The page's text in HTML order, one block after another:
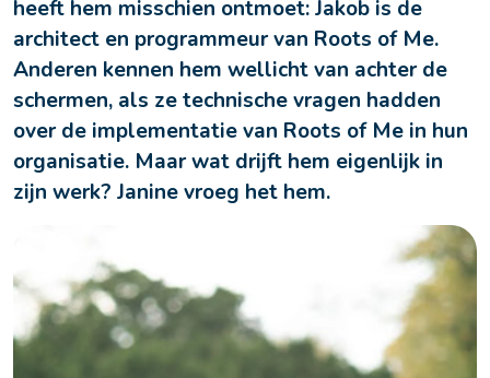
heeft hem misschien ontmoet: Jakob is de
architect en programmeur van Roots of Me.
Anderen kennen hem wellicht van achter de
schermen, als ze technische vragen hadden
over de implementatie van Roots of Me in hun
organisatie. Maar wat drijft hem eigenlijk in
zijn werk? Janine vroeg het hem.